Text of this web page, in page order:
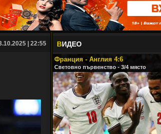
| 22:55 ВИДЕО
Франция - Англия 4:6
Световно първенство - 3/4 място